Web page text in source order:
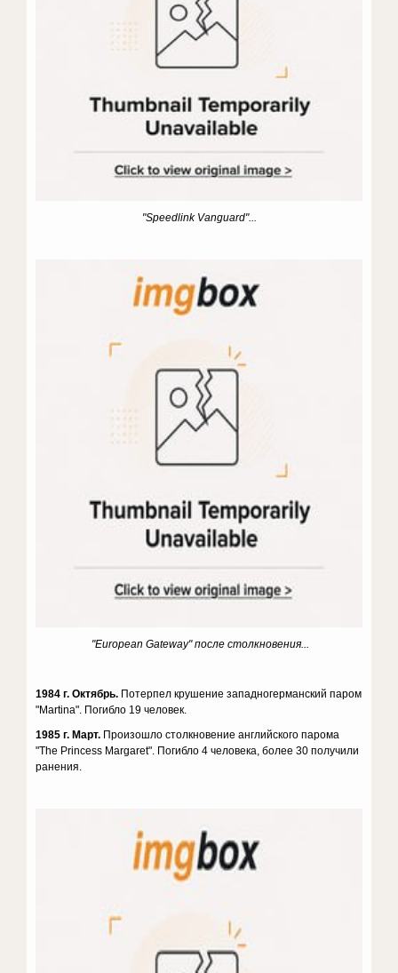
"Speedlink Vanguard"...
"European Gateway" после столкновения...
1984 г. Октябрь. Потерпел крушение западногерманский паром
"Martina". Погибло 19 человек.
1985 г. Март. Произошло столкновение английского парома
"The Princess Margaret". Погибло 4 человека, более 30 получили
ранения.